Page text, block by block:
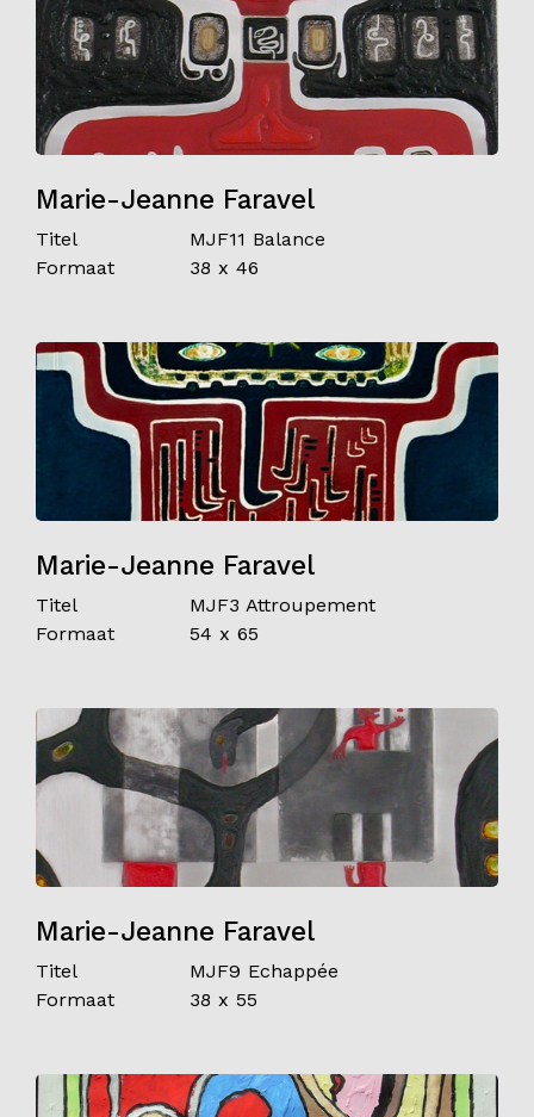
Marie-Jeanne Faravel
Titel
MJF11 Balance
Formaat
38 x 46
Marie-Jeanne Faravel
Titel
MJF3 Attroupement
Formaat
54 x 65
Marie-Jeanne Faravel
Titel
MJF9 Echappée
Formaat
38 x 55